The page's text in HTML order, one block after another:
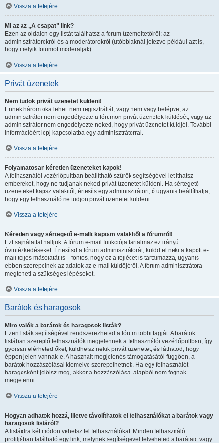
Vissza a tetejére
Mi az az „A csapat” link?
Ezen az oldalon egy listát találhatsz a fórum üzemeltetőiről: az
adminisztrátorokról és a moderátorokról (utóbbiaknál jelezve például azt is,
hogy melyik fórumot moderálják).
Vissza a tetejére
Privát üzenetek
Nem tudok privát üzenetet küldeni!
Ennek három oka lehet: nem regisztráltál, vagy nem vagy belépve; az
adminisztrátor nem engedélyezte a fórumon privát üzenetek küldését; vagy az
adminisztrátor nem engedélyezte neked, hogy privát üzenetet küldjél. További
információért lépj kapcsolatba egy adminisztrátorral.
Vissza a tetejére
Folyamatosan kéretlen üzeneteket kapok!
A felhasználói vezérlőpultban beállítható szűrők segítségével letilthatsz
embereket, hogy ne tudjanak neked privát üzenetet küldeni. Ha sértegető
üzeneteket kapsz valakitől, értesíts egy adminisztrátort, ő ugyanis beállíthatja,
hogy egy felhasználó ne tudjon privát üzenetet küldeni.
Vissza a tetejére
Kéretlen vagy sértegető e-mailt kaptam valakitől a fórumról!
Ezt sajnálattal halljuk. A fórum e-mail funkciója tartalmaz ez irányú
óvintézkedéseket. Értesítsd a fórum adminisztrátorát, küldd el neki a kapott e-
mail teljes másolatát is – fontos, hogy ez a fejlécet is tartalmazza, ugyanis
ebben szerepelnek az adatok az e-mail küldőjéről. A fórum adminisztrátora
megteheti a szükséges lépéseket.
Vissza a tetejére
Barátok és haragosok
Mire valók a barátok és haragosok listák?
Ezen listák segítségével rendszerezheted a fórum többi tagját. A barátok
listában szereplő felhasználók megjelennek a felhasználói vezérlőpultban, így
gyorsan elérheted őket, küldhetsz nekik privát üzenetet, és láthatod, hogy
éppen jelen vannak-e. A használt megjelenés támogatásától függően, a
barátok hozzászólásai kiemelve szerepelhetnek. Ha egy felhasználót
haragosként jelölsz meg, akkor a hozzászólásai alapból nem fognak
megjelenni.
Vissza a tetejére
Hogyan adhatok hozzá, illetve távolíthatok el felhasználókat a barátok vagy
haragosok listáról?
A listáidra két módon vehetsz fel felhasználókat. Minden felhasználó
profiljában található egy link, melynek segítségével felveheted a barátaid vagy